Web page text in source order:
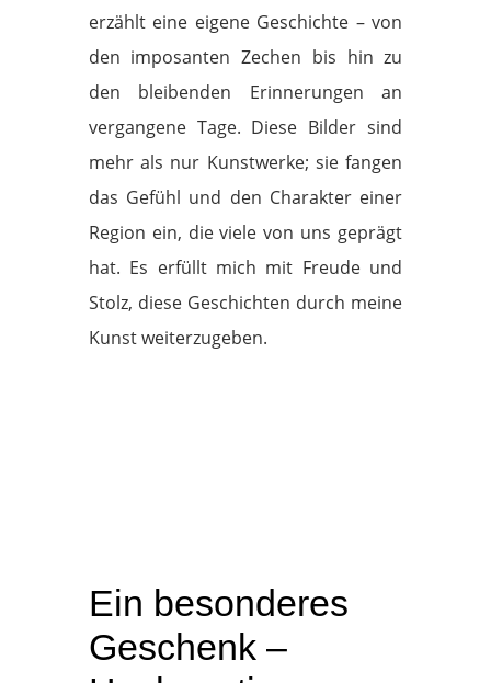
erzählt eine eigene Geschichte – von
den imposanten Zechen bis hin zu
den bleibenden Erinnerungen an
vergangene Tage. Diese Bilder sind
mehr als nur Kunstwerke; sie fangen
das Gefühl und den Charakter einer
Region ein, die viele von uns geprägt
hat. Es erfüllt mich mit Freude und
Stolz, diese Geschichten durch meine
Kunst weiterzugeben.
Ein besonderes
Geschenk –